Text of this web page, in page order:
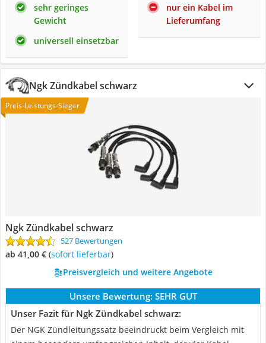
sehr geringes
Gewicht
universell einsetzbar
nur ein Kabel im
Lieferumfang
Ngk Zündkabel schwarz
Preis-Leistungs-Sieger
Ngk Zündkabel schwarz
527 Bewertungen
ab 41,00 € ( Sofort lieferbar)
Preisvergleich und weitere Angebote
Unsere Bewertung: SEHR GUT
Unser Fazit für Ngk Zündkabel schwarz:
Der NGK Zündleitungssatz beeindruckt beim Vergleich mit